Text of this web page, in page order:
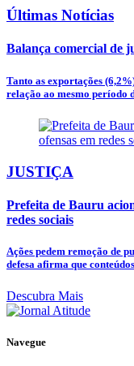
Últimas Notícias
Balança comercial de
Tanto as exportações
relação ao mesmo período
JUSTIÇA
Prefeita de Bauru
redes sociais
Ações pedem remoção de
defesa afirma que
Descubra Mais
Navegue